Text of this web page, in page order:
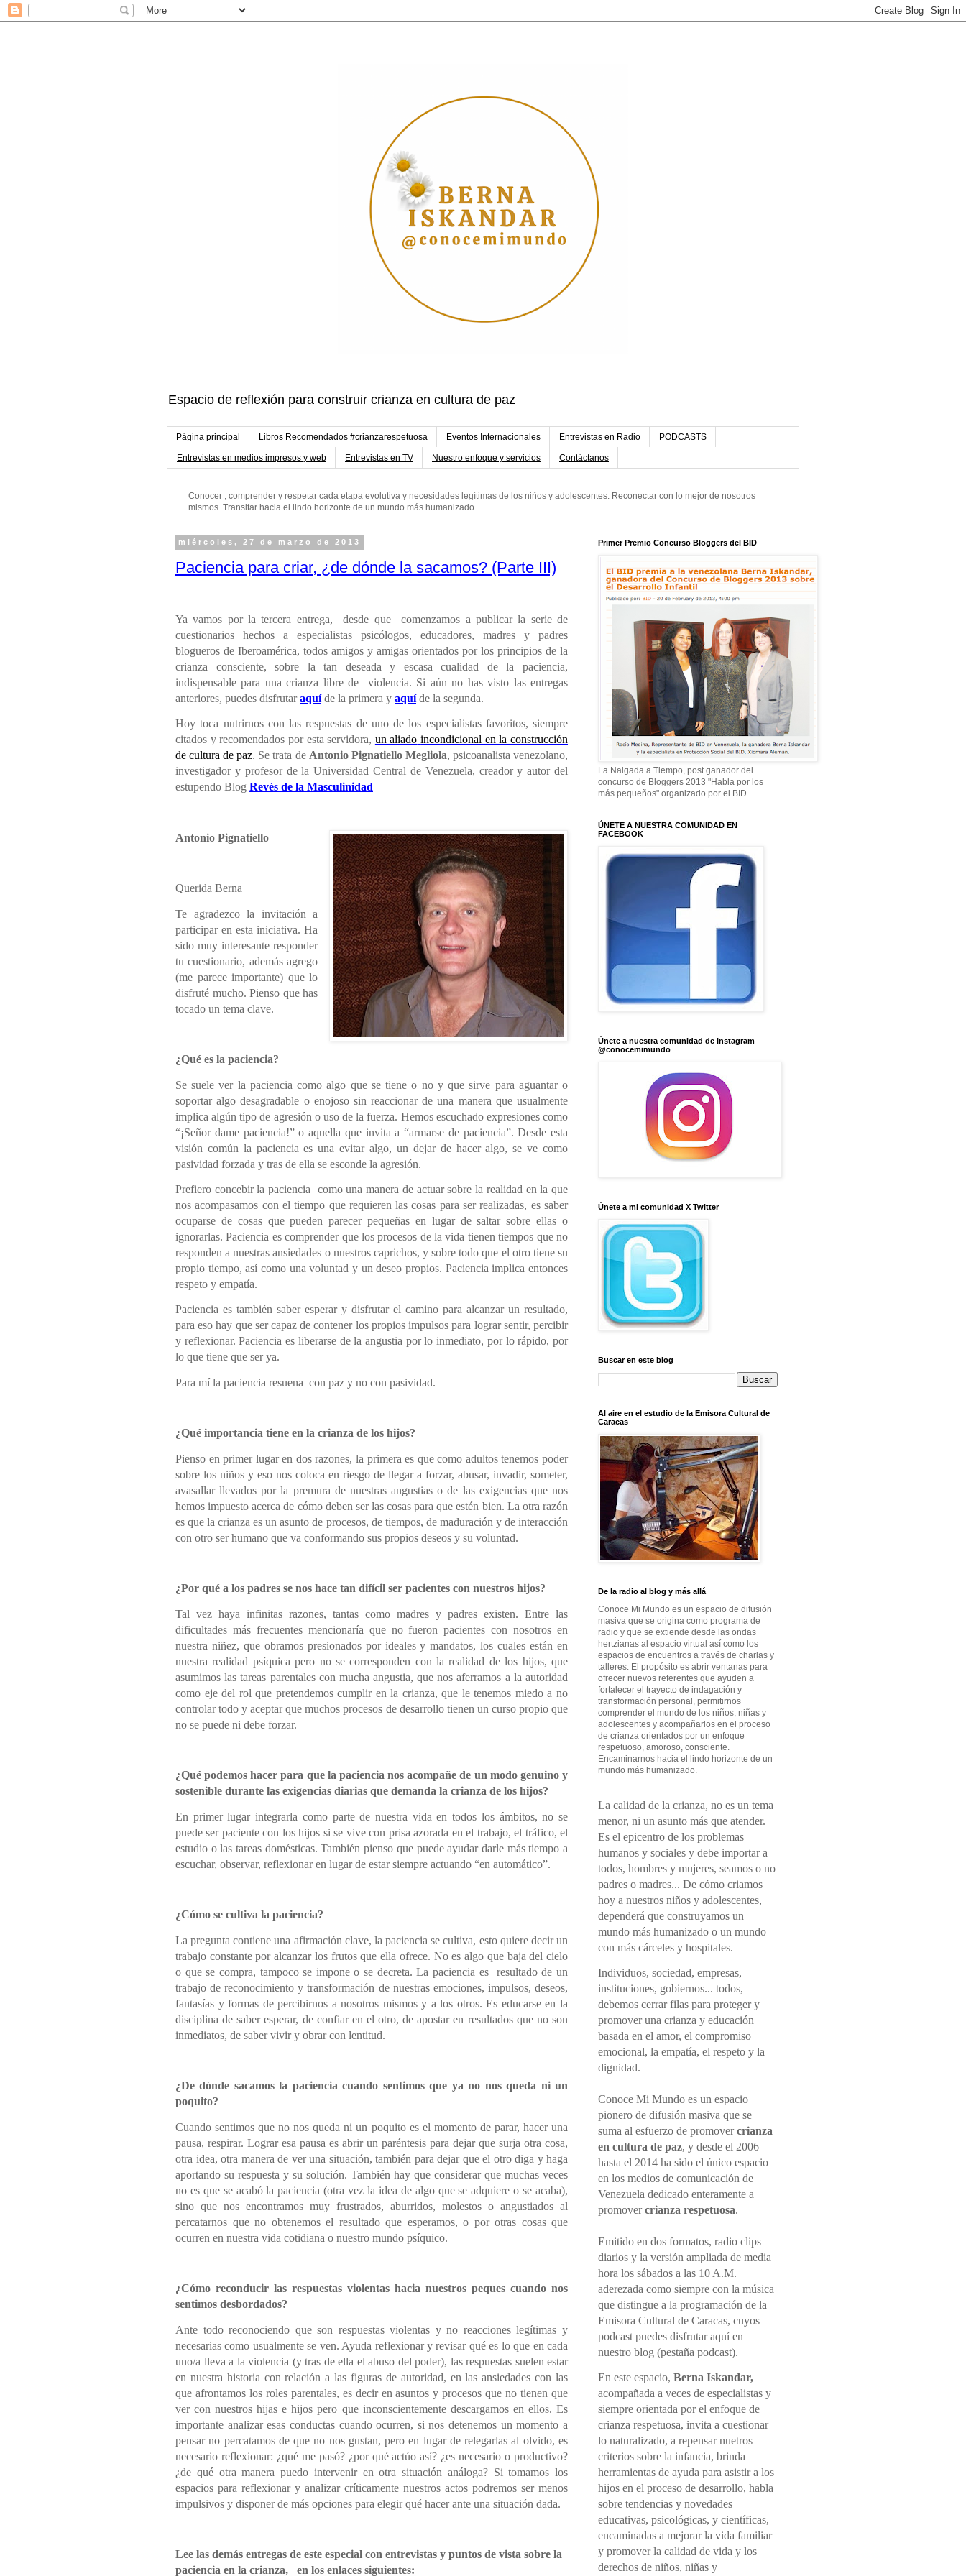
Espacio de reflexión para construir crianza en cultura de paz
Página principal Libros Recomendados #crianzarespetuosa Eventos Internacionales Entrevistas en Radio PODCASTS
Entrevistas en medios impresos y web Entrevistas en TV Nuestro enfoque y servicios Contáctanos
Conocer , comprender y respetar cada etapa evolutiva y necesidades legítimas de los niños y adolescentes. Reconectar con lo mejor de nosotros
mismos. Transitar hacia el lindo horizonte de un mundo más humanizado.
miércoles, 27 de marzo de 2013
Paciencia para criar, ¿de dónde la sacamos? (Parte III)
Ya vamos por la tercera entrega, desde que
comenzamos a publicar la serie de
cuestionarios hechos a especialistas psicólogos, educadores, madres y padres
blogueros de Iberoamérica, todos amigos y amigas orientados por los principios de la
crianza consciente, sobre la tan deseada y escasa cualidad de la paciencia,
indispensable para una crianza libre de
violencia. Si aún no has visto las entregas
anteriores, puedes disfrutaraquíde la primera y aquí de la segunda.
Hoy toca nutrirnos con las respuestas de uno de los especialistas favoritos, siempre
citados y recomendados por esta servidora, un aliado incondicional en la construcción
de cultura de paz. Se trata de Antonio Pignatiello Megliola, psicoanalista venezolano,
investigador y profesor de la Universidad Central de Venezuela, creador y autor del
estupendo Blog Revés de la Masculinidad
Antonio Pignatiello
Querida Berna
Te agradezco la invitación a
participar en esta iniciativa. Ha
sido muy interesante responder
tu cuestionario, además agrego
(me parece importante) que lo
disfruté mucho. Pienso que has
tocado un tema clave.
¿Qué es la paciencia?
Se suele ver la paciencia como algo que se tiene o no y que sirve para aguantar o
soportar algo desagradable o enojoso sin reaccionar de una manera que usualmente
implica algún tipo de agresión o uso de la fuerza. Hemos escuchado expresiones como
“¡Señor dame paciencia!” o aquella que invita a “armarse de paciencia”. Desde esta
visión común la paciencia es una evitar algo, un dejar de hacer algo, se ve como
pasividad forzada y tras de ella se esconde la agresión.
Prefiero concebir la paciencia como una manera de actuar sobre la realidad en la que
nos acompasamos con el tiempo que requieren las cosas para ser realizadas, es saber
ocuparse de cosas que pueden parecer pequeñas en lugar de saltar sobre ellas o
ignorarlas. Paciencia es comprender que los procesos de la vida tienen tiempos que no
responden a nuestras ansiedades o nuestros caprichos, y sobre todo que el otro tiene su
propio tiempo, así como una voluntad y un deseo propios. Paciencia implica entonces
respeto y empatía.
Paciencia es también saber esperar y disfrutar el camino para alcanzar un resultado,
para eso hay que ser capaz de contener los propios impulsos para lograr sentir, percibir
y reflexionar. Paciencia es liberarse de la angustia por lo inmediato, por lo rápido, por
lo que tiene que ser ya.
Para mí la paciencia resuena con paz y no con pasividad.
¿Qué importancia tiene en la crianza de los hijos?
Pienso en primer lugar en dos razones, la primera es que como adultos tenemos poder
sobre los niños y eso nos coloca en riesgo de llegar a forzar, abusar, invadir, someter,
avasallar llevados por la premura de nuestras angustias o de las exigencias que nos
hemos impuesto acerca de cómo deben ser las cosas para que estén bien. La otra razón
es que la crianza es un asunto de procesos, de tiempos, de maduración y de interacción
con otro ser humano que va conformando sus propios deseos y su voluntad.
¿Por qué a los padres se nos hace tan difícil ser pacientes con nuestros hijos?
Tal vez haya infinitas razones, tantas como madres y padres existen. Entre las
dificultades más frecuentes mencionaría que no fueron pacientes con nosotros en
nuestra niñez, que obramos presionados por ideales y mandatos, los cuales están en
nuestra realidad psíquica pero no se corresponden con la realidad de los hijos, que
asumimos las tareas parentales con mucha angustia, que nos aferramos a la autoridad
como eje del rol que pretendemos cumplir en la crianza, que le tenemos miedo a no
controlar todo y aceptar que muchos procesos de desarrollo tienen un curso propio que
no se puede ni debe forzar.
¿Qué podemos hacer para que la paciencia nos acompañe de un modo genuino y
sostenible durante las exigencias diarias que demanda la crianza de los hijos?
En primer lugar integrarla como parte de nuestra vida en todos los ámbitos, no se
puede ser paciente con los hijos si se vive con prisa azorada en el trabajo, el tráfico, el
estudio o las tareas domésticas. También pienso que puede ayudar darle más tiempo a
escuchar, observar, reflexionar en lugar de estar siempre actuando “en automático”.
¿Cómo se cultiva la paciencia?
La pregunta contiene una afirmación clave, la paciencia se cultiva, esto quiere decir un
trabajo constante por alcanzar los frutos que ella ofrece. No es algo que baja del cielo
o que se compra, tampoco se impone o se decreta. La paciencia es resultado de un
trabajo de reconocimiento y transformación de nuestras emociones, impulsos, deseos,
fantasías y formas de percibirnos a nosotros mismos y a los otros. Es educarse en la
disciplina de saber esperar, de confiar en el otro, de apostar en resultados que no son
inmediatos, de saber vivir y obrar con lentitud.
¿De dónde sacamos la paciencia cuando sentimos que ya no nos queda ni un
poquito?
Cuando sentimos que no nos queda ni un poquito es el momento de parar, hacer una
pausa, respirar. Lograr esa pausa es abrir un paréntesis para dejar que surja otra cosa,
otra idea, otra manera de ver una situación, también para dejar que el otro diga y haga
aportando su respuesta y su solución. También hay que considerar que muchas veces
no es que se acabó la paciencia (otra vez la idea de algo que se adquiere o se acaba),
sino que nos encontramos muy frustrados, aburridos, molestos o angustiados al
percatarnos que no obtenemos el resultado que esperamos, o por otras cosas que
ocurren en nuestra vida cotidiana o nuestro mundo psíquico.
¿Cómo reconducir las respuestas violentas hacia nuestros peques cuando nos
sentimos desbordados?
Ante todo reconociendo que son respuestas violentas y no reacciones legítimas y
necesarias como usualmente se ven. Ayuda reflexionar y revisar qué es lo que en cada
uno/a lleva a la violencia (y tras de ella el abuso del poder), las respuestas suelen estar
en nuestra historia con relación a las figuras de autoridad, en las ansiedades con las
que afrontamos los roles parentales, es decir en asuntos y procesos que no tienen que
ver con nuestros hijas e hijos pero que inconscientemente descargamos en ellos. Es
importante analizar esas conductas cuando ocurren, si nos detenemos un momento a
pensar no percatamos de que no nos gustan, pero en lugar de relegarlas al olvido, es
necesario reflexionar: ¿qué me pasó? ¿por qué actúo así? ¿es necesario o productivo?
¿de qué otra manera puedo intervenir en otra situación análoga? Si tomamos los
espacios para reflexionar y analizar críticamente nuestros actos podremos ser menos
impulsivos y disponer de más opciones para elegir qué hacer ante una situación dada.
Lee las demás entregas de este especial con entrevistas y puntos de vista sobre la
paciencia en la crianza, en los enlaces siguientes:
Primer Premio Concurso Bloggers del BID
La Nalgada a Tiempo, post ganador del
concurso de Bloggers 2013 "Habla por los
más pequeños" organizado por el BID
ÚNETE A NUESTRA COMUNIDAD EN
FACEBOOK
Únete a nuestra comunidad de Instagram
@conocemimundo
Únete a mi comunidad X Twitter
Buscar en este blog
Al aire en el estudio de la Emisora Cultural de
Caracas
De la radio al blog y más allá
Conoce Mi Mundo es un espacio de difusión
masiva que se origina como programa de
radio y que se extiende desde las ondas
hertzianas al espacio virtual así como los
espacios de encuentros a través de charlas y
talleres. El propósito es abrir ventanas para
ofrecer nuevos referentes que ayuden a
fortalecer el trayecto de indagación y
transformación personal, permitirnos
comprender el mundo de los niños, niñas y
adolescentes y acompañarlos en el proceso
de crianza orientados por un enfoque
respetuoso, amoroso, consciente.
Encaminarnos hacia el lindo horizonte de un
mundo más humanizado.
La calidad de la crianza, no es un tema
menor, ni un asunto más que atender.
Es el epicentro de los problemas
humanos y sociales y debe importar a
todos, hombres y mujeres, seamos o no
padres o madres... De cómo criamos
hoy a nuestros niños y adolescentes,
dependerá que construyamos un
mundo más humanizado o un mundo
con más cárceles y hospitales.
Individuos, sociedad, empresas,
instituciones, gobiernos... todos,
debemos cerrar filas para proteger y
promover una crianza y educación
basada en el amor, el compromiso
emocional, la empatía, el respeto y la
dignidad.
Conoce Mi Mundo es un espacio
pionero de difusión masiva que se
suma al esfuerzo de promovercrianza
en cultura de paz, y desde el 2006
hasta el 2014 ha sido el único espacio
en los medios de comunicación de
Venezuela dedicado enteramente a
promovercrianza respetuosa.
Emitido en dos formatos, radio clips
diarios y la versión ampliada de media
hora los sábados a las 10 A.M.
aderezada como siempre con la música
que distingue a la programación de la
Emisora Cultural de Caracas, cuyos
podcast puedes disfrutar aquí en
nuestro blog (pestaña podcast).
En este espacio, Berna Iskandar,
acompañada a veces de especialistas y
siempre orientada por el enfoque de
crianza respetuosa, invita a cuestionar
lo naturalizado, a repensar nuetros
criterios sobre la infancia, brinda
herramientas de ayuda para asistir a los
hijos en el proceso de desarrollo, habla
sobre tendencias y novedades
educativas, psicológicas, y científicas,
encaminadas a mejorar la vida familiar
y promover la calidad de vida y los
derechos de niños, niñas y